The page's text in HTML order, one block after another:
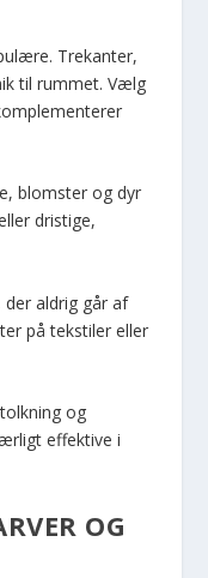
Trekanter,
til rummet. Vælg
blomster og dyr
dristige,
der aldrig går af
på tekstiler eller
og
effektive i
OG